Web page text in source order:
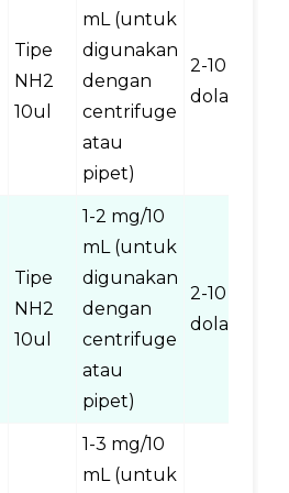
Tipe
NH2
10ul
mL (untuk
digunakan
dengan
centrifuge
atau
pipet)
2-10
dolar
Tipe
NH2
10ul
1-2 mg/10
mL (untuk
digunakan
dengan
centrifuge
atau
pipet)
2-10
dolar
1-3 mg/10
mL (untuk